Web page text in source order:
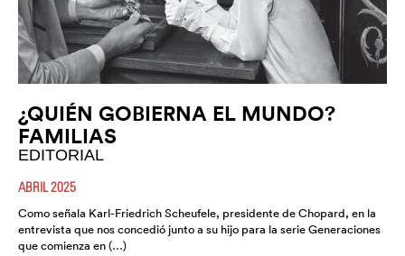
¿QUIÉN GOBIERNA EL MUNDO?
FAMILIAS
EDITORIAL
ABRIL 2025
Como señala Karl-Friedrich Scheufele, presidente de Chopard, en la
entrevista que nos concedió junto a su hijo para la serie Generaciones
que comienza en (…)